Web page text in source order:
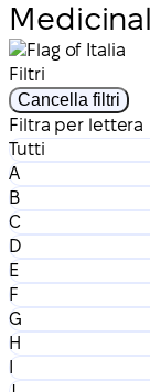
Filtri
Cancella filtri
Filtra per lettera
Tutti
A
B
C
D
E
F
G
H
I